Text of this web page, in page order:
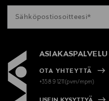
ASIAKASPALVELU
OTA YHTEYTTÄ
+358 9 1211(pvm/mpm)